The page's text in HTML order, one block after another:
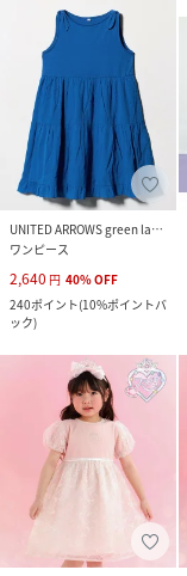
UNITED ARROWS green label relaxing
ワンピース
2,640 円 40%OFF
240ポイント(10%ポイントバ
ック)